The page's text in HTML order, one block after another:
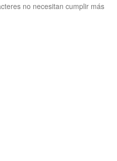
no necesitan cumplir más